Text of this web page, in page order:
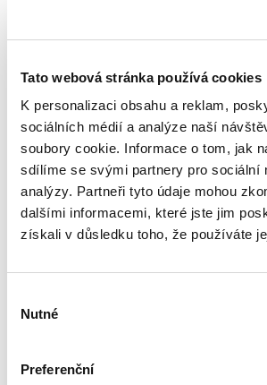
Tato webová stránka používá cookies
K personalizaci obsahu a reklam,
sociálních médií a analýze naší
soubory cookie. Informace o tom, jak
sdílíme se svými partnery pro sociální
analýzy. Partneři tyto údaje mohou
dalšími informacemi, které jste jim
získali v důsledku toho, že používáte
souhlasu
Nutné
Preferenční
HPE VM Essentials
Dovolujeme si Vás pozvat na workshop
představení nové virtualizační platformy
který se bude konat 18. února. Budete
platformu v akci, což vám poskytne
funkčnosti. Uvidíte, jaké nové
HPE VM Essentials.
Agenda:
(běh VM s vysokou dostupnost,
Prezentace technologií stojících za
Reálná ukázka řešení